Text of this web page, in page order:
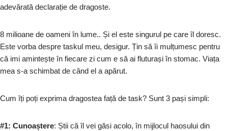
adevărată declarație de dragoste.
8 milioane de oameni în lume.. Și el este singurul pe care îl doresc.
Este vorba despre taskul meu, desigur. Țin să îi mulțumesc pentru
că imi amintește în fiecare zi cum e să ai fluturași în stomac. Viața
mea s-a schimbat de când el a apărut.
Cum îți poți exprima dragostea față de task? Sunt 3 pași simpli:
#1: Cunoaștere: Știi că îl vei găsi acolo, în mijlocul haosului din